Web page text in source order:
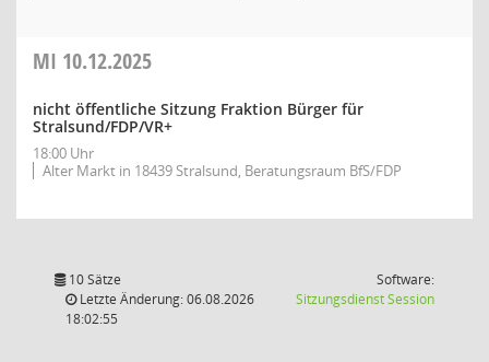
MI 10.12.2025
nicht öffentliche Sitzung Fraktion Bürger für
Stralsund/FDP/VR+
18:00 Uhr
Alter Markt in 18439 Stralsund, Beratungsraum BfS/FDP
10 Sätze
Letzte Änderung: 06.08.2026
18:02:55
Software:
SitzungsdienstSession(Wird in